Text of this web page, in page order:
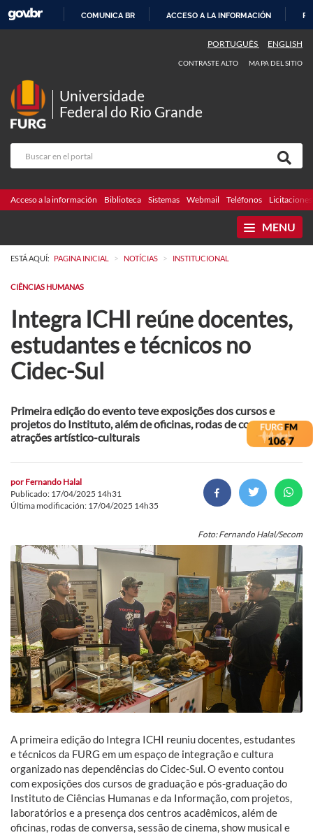
CONTENIDO
COMUNICA BR ACCESO A LA INFORMACIÓN
PORTUGUÊS ENGLISH
CONTRASTE ALTO MAPA DEL SITIO
Universidade
Federal do Rio Grande
Acceso a la información Biblioteca Sistemas Webmail Teléfonos Licitaciones
MENU
ESTÁ AQUÍ: PAGINA INICIAL > NOTÍCIAS > INSTITUCIONAL
CIÊNCIAS HUMANAS
Integra ICHI reúne docentes,
estudantes e técnicos no
Cidec-Sul
Primeira edição do evento teve exposições dos cursos e
projetos do Instituto, além de oficinas, rodas de conversa e
atrações artístico-culturais
por Fernando Halal
Publicado: 17/04/2025 14h31
Última modificación: 17/04/2025 14h35
Foto: Fernando Halal/Secom
A primeira edição do Integra ICHI reuniu docentes, estudantes
e técnicos da FURG em um espaço de integração e cultura
organizado nas dependências do Cidec-Sul. O evento contou
com exposições dos cursos de graduação e pós-graduação do
Instituto de Ciências Humanas e da Informação, com projetos,
laboratórios e a presença dos centros acadêmicos, além de
oficinas, rodas de conversa, sessão de cinema, show musical e